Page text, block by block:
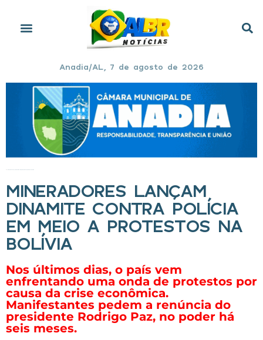
Anadia/AL, 7 de agosto de 2026
MINERADORES LANÇAM
DINAMITE CONTRA POLÍCIA
EM MEIO A PROTESTOS NA
BOLÍVIA
Nos últimos dias, o país vem
enfrentando uma onda de protestos por
causa da crise econômica.
Manifestantes pedem a renúncia do
presidente Rodrigo Paz, no poder há
seis meses.